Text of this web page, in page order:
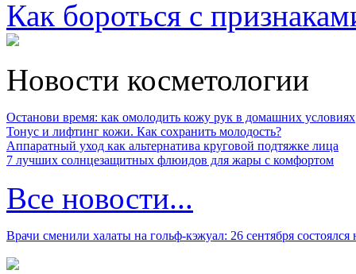
Как бороться с
Новости косметологии
Останови время: как омолодить кожу рук в домашних условиях
Тонус и лифтинг кожи. Как сохранить молодость?
Аппаратный уход как альтернатива круговой подтяжке лица
7 лучших солнцезащитных флюидов для жары с комфортом
Все новости...
Врачи сменили халаты на гольф-кэжуал: 26 сентября